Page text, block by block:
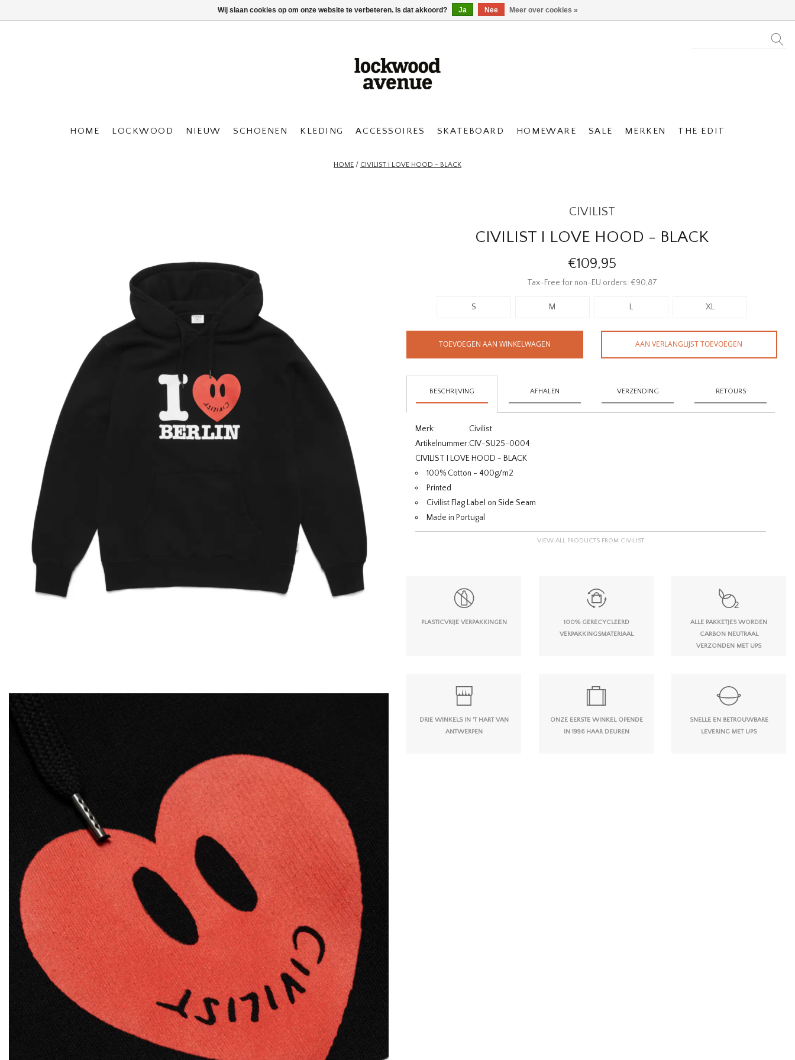
HOME LOCKWOOD NIEUW SCHOENEN KLEDING ACCESSOIRES SKATEBOARD HOMEWARE SALE MERKEN THE EDIT
HOME / CIVILIST I LOVE HOOD - BLACK
CIVILIST
CIVILIST I LOVE HOOD - BLACK
€109,95
Tax-Free for non-EU orders: €90,87
S M L XL
TOEVOEGEN AAN WINKELWAGEN AAN VERLANGLIJST TOEVOEGEN
BESCHRIJVING AFHALEN VERZENDING RETOURS
Merk:
Civilist
Artikelnummer:CIV-SU25-0004
CIVILIST I LOVE HOOD - BLACK
100% Cotton - 400g/m2
Printed
Civilist Flag Label on Side Seam
Made in Portugal
VIEW ALL PRODUCTS FROM CIVILIST
PLASTICVRIJE VERPAKKINGEN
100% GERECYCLEERD
VERPAKKINGSMATERIAAL
ALLE PAKKETJES WORDEN
CARBON NEUTRAAL
VERZONDEN MET UPS
DRIE WINKELS IN 'T HART VAN
ANTWERPEN
ONZE EERSTE WINKEL OPENDE
IN 1996 HAAR DEUREN
SNELLE EN BETROUWBARE
LEVERING MET UPS
Wij slaan cookies op om onze website te verbeteren. Is dat akkoord? Ja Nee Meer over cookies »